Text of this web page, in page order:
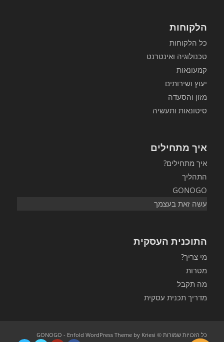
הלקוחות
כל הלקוחות
טכנולוגיה ואינטרנט
קמעונאות
יעוץ ושירותים
מזון והסעדה
סיטונאות ותעשיה
איך מתחילים
איך מתחילים?
התהליך
GONOGO
עשה זאת בעצמך
התוכנית העסקית
מי צריך?
מטרות
מה תקבל
מדריך תכנית עסקית
כל הזכויות שמורות © GONOGO - Enfold WordPress Theme by Kriesi